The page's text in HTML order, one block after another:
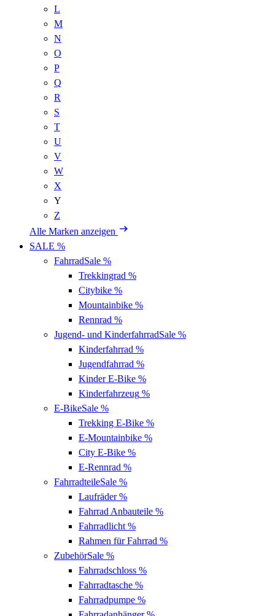
L
M
N
O
P
Q
R
S
T
U
V
W
X
Y
Z
Alle Marken anzeigen
SALE %
FahrradSale %
Trekkingrad %
Citybike %
Mountainbike %
Rennrad %
Jugend- und KinderfahrradSale %
Kinderfahrrad %
Jugendfahrrad %
Kinder E-Bike %
Kinderfahrzeug %
E-BikeSale %
Trekking E-Bike %
E-Mountainbike %
City E-Bike %
E-Rennrad %
FahrradteileSale %
Laufräder%
Fahrrad Anbauteile %
Fahrradlicht %
Rahmen für Fahrrad %
ZubehörSale %
Fahrradschloss %
Fahrradtasche %
Fahrradpumpe %